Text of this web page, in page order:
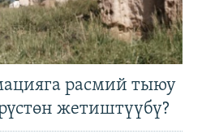
расмий тыюу
жетиштүүбү?